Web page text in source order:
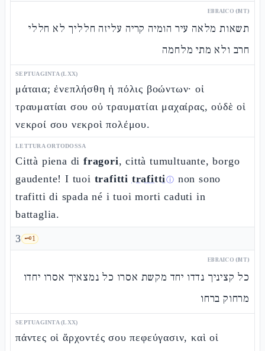
EBRAICO (MT)
תשאות מלאה עיר הומיה קריה עליזה חלליך לא חללי
חרב ולא מתי מלחמה
SEPTUAGINTA (LXX)
μάταια; ἐνεπλήσθη ἡ πόλις βοώντων· οἱ
τραυματίαι σου οὐ τραυματίαι μαχαίρας, οὐδὲ οἱ
νεκροί σου νεκροὶ πολέμου.
LETTURA ORTODOSSA
Città piena di fragori, città tumultuante, borgo
gaudente! I tuoi trafitti trafittiⓘ non sono
trafitti di spada né i tuoi morti caduti in
battaglia.
3 🗝️1
EBRAICO (MT)
כל קציניך נדדו יחד מקשת אסרו כל נמצאיך אסרו יחדו
מרחוק ברחו
SEPTUAGINTA (LXX)
πάντες οἱ ἄρχοντές σου πεφεύγασιν, καὶ οἱ